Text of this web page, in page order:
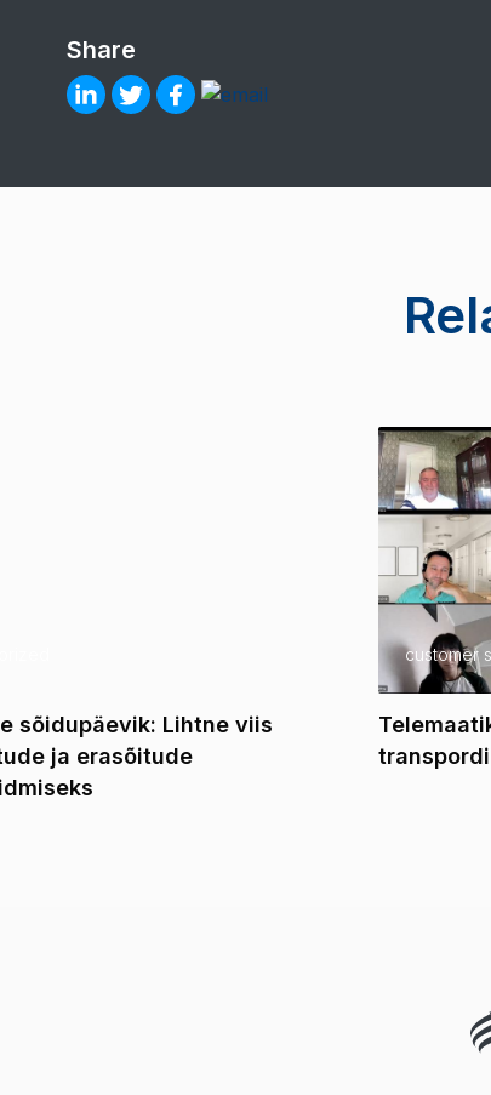
Share
sõidupäevik: Lihtne viis
ja erasõitude
customer